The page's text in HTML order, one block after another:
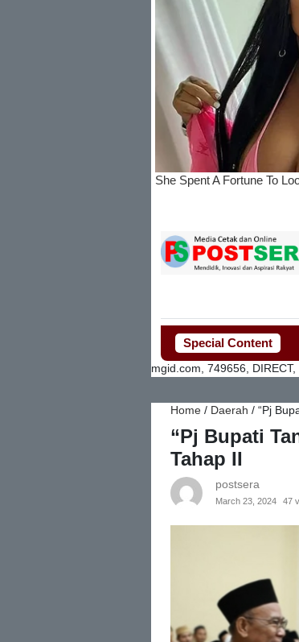
Special Content
mgid.com, 749656,
Home / Daerah / “Pj
“Pj Bupati
Tahap II
postsera
March 23, 2024 47